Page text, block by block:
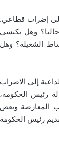
إلى إضراب قطاعي.
وهل يكتسي
الشغيلة؟ وهل
إلى الاضراب
لإقالة رئيس الحكومة،
المعارضة وبعض
رئيس الحكومة